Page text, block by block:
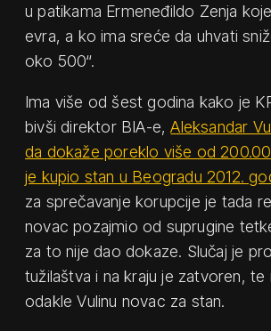
u patikama Ermeneđildo Zenja
evra, a ko ima sreće da uhvati
oko 500“.
Ima više od šest godina kako je
bivši direktor BIA-e,Aleksandar
da dokaže poreklo više od
je kupio stan u Beogradu 2012.
za sprečavanje korupcije je tada
novac pozajmio od suprugine
za to nije dao dokaze. Slučaj je
tužilaštva i na kraju je zatvoren, te
odakle Vulinu novac za stan.